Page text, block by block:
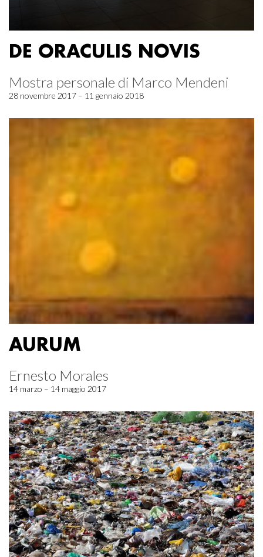
DE ORACULIS NOVIS
Mostra personale di Marco Mendeni
28 novembre 2017 – 11 gennaio 2018
AURUM
Ernesto Morales
14 marzo – 14 maggio 2017